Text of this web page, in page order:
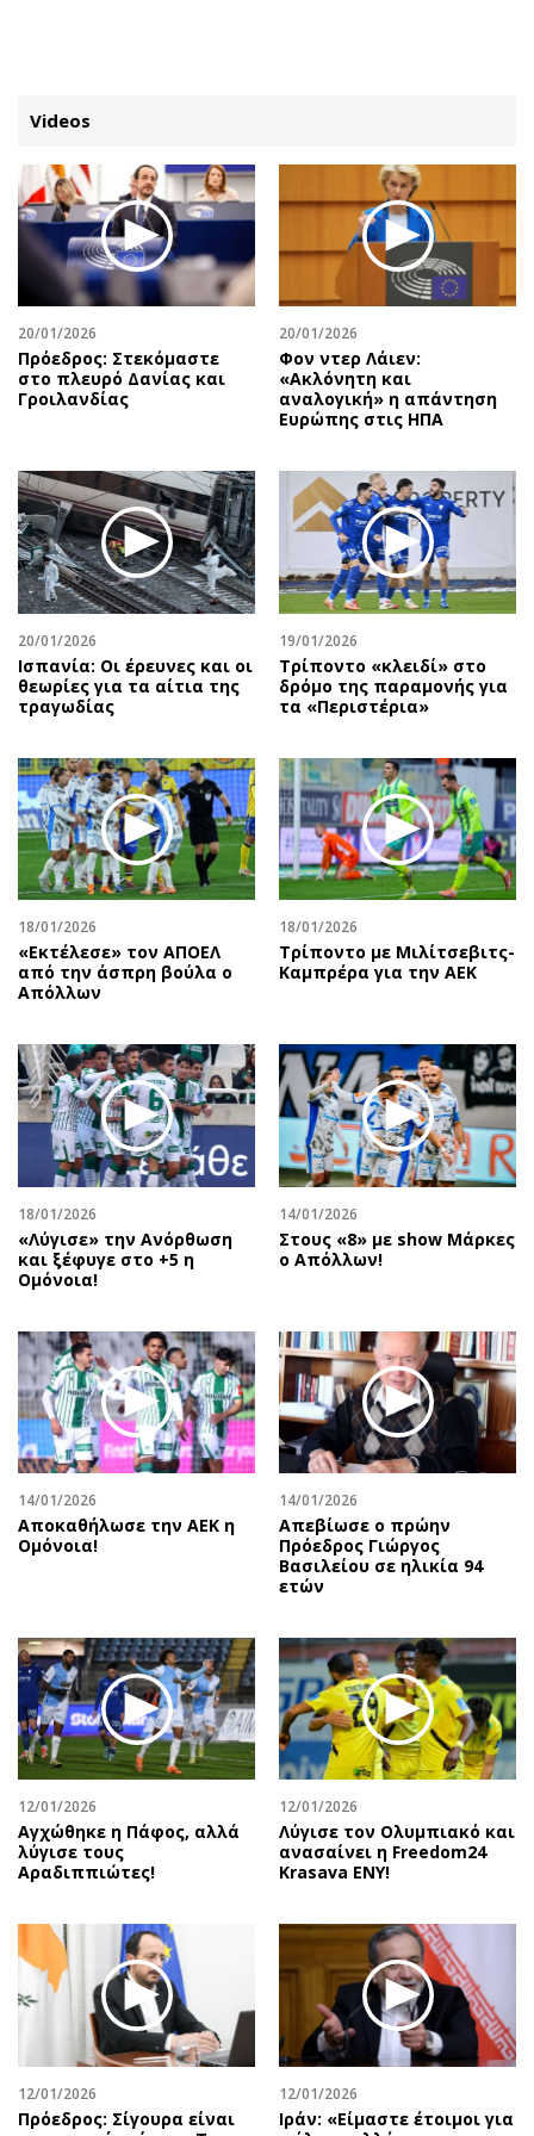
ΚΑΤΗΓΟΡΙΕΣ ΣΥΝΔΕΣΗ
Κύπρος
Παιδεία
Υγεία
Πολιτική
Βουλευτικές 2026
Δημοσκοπήσεις
Διπλωματία
Αθλητισμός
Κύπρος
Διεθνή
Κληρώσεις Allwyn
Οικονομία
Real Estate
Επιχειρήσεις
Αγορές
Money Review
AstroBank Properties
Trends
Ενέργεια
Ναυτιλία
Περιβάλλον
Ελλάδα
Κόσμος
Παράξενα
Πολιτισμός
Σινεμά
Θέατρο-Χορός
Εικαστικά
Βιβλίο
Χειρόγραφα
Απόψεις
Αρθρογραφία
The Hill
Υγεία
Αγγελίες
Ενοικιάζονται
Ζητούν εργασία
Θέσεις εργασίας
Νέα
Social
Αυτοκίνηση
Πολιτική
Οικονομία
Γενικά
Αναδρομές
Πρόσωπα
Περιβάλλον
Good Life
Showbiz
Ταξίδια
Συνταγές
Έξοδος
Media
Εκπομπές
Wine routes
Προσφορές
Προσωπικότητες στην ''Κ''
Επιστολές
Videos
20/01/2026
Πρόεδρος: Στεκόμαστε
στο πλευρό Δανίας και
Γροιλανδίας
20/01/2026
Φον ντερ Λάιεν:
«Ακλόνητη και
αναλογική» η απάντηση
Ευρώπης στις ΗΠΑ
20/01/2026
Ισπανία: Οι έρευνες και οι
θεωρίες για τα αίτια της
τραγωδίας
19/01/2026
Τρίποντο «κλειδί» στο
δρόμο της παραμονής για
τα «Περιστέρια»
18/01/2026
«Εκτέλεσε» τον ΑΠΟΕΛ
από την άσπρη βούλα ο
Απόλλων
18/01/2026
Τρίποντο με Μιλίτσεβιτς-
Καμπρέρα για την ΑΕΚ
18/01/2026
«Λύγισε» την Ανόρθωση
και ξέφυγε στο +5 η
Ομόνοια!
14/01/2026
Στους «8» με show Μάρκες
ο Απόλλων!
14/01/2026
Αποκαθήλωσε την ΑΕΚ η
Ομόνοια!
14/01/2026
Απεβίωσε ο πρώην
Πρόεδρος Γιώργος
Βασιλείου σε ηλικία 94
ετών
12/01/2026
Αγχώθηκε η Πάφος, αλλά
λύγισε τους
Αραδιππιώτες!
12/01/2026
Λύγισε τον Ολυμπιακό και
ανασαίνει η Freedom24
Krasava ENY!
12/01/2026
Πρόεδρος: Σίγουρα είναι
12/01/2026
Ιράν: «Είμαστε έτοιμοι για